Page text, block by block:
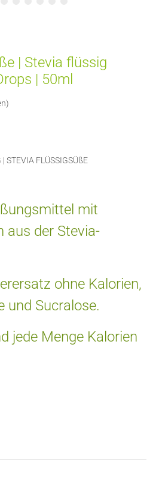
| Stevia flüssig
| 50ml
| STEVIA FLÜSSIGSÜßE
mit
aus der Stevia-
ohne Kalorien,
und Sucralose.
jede Menge Kalorien